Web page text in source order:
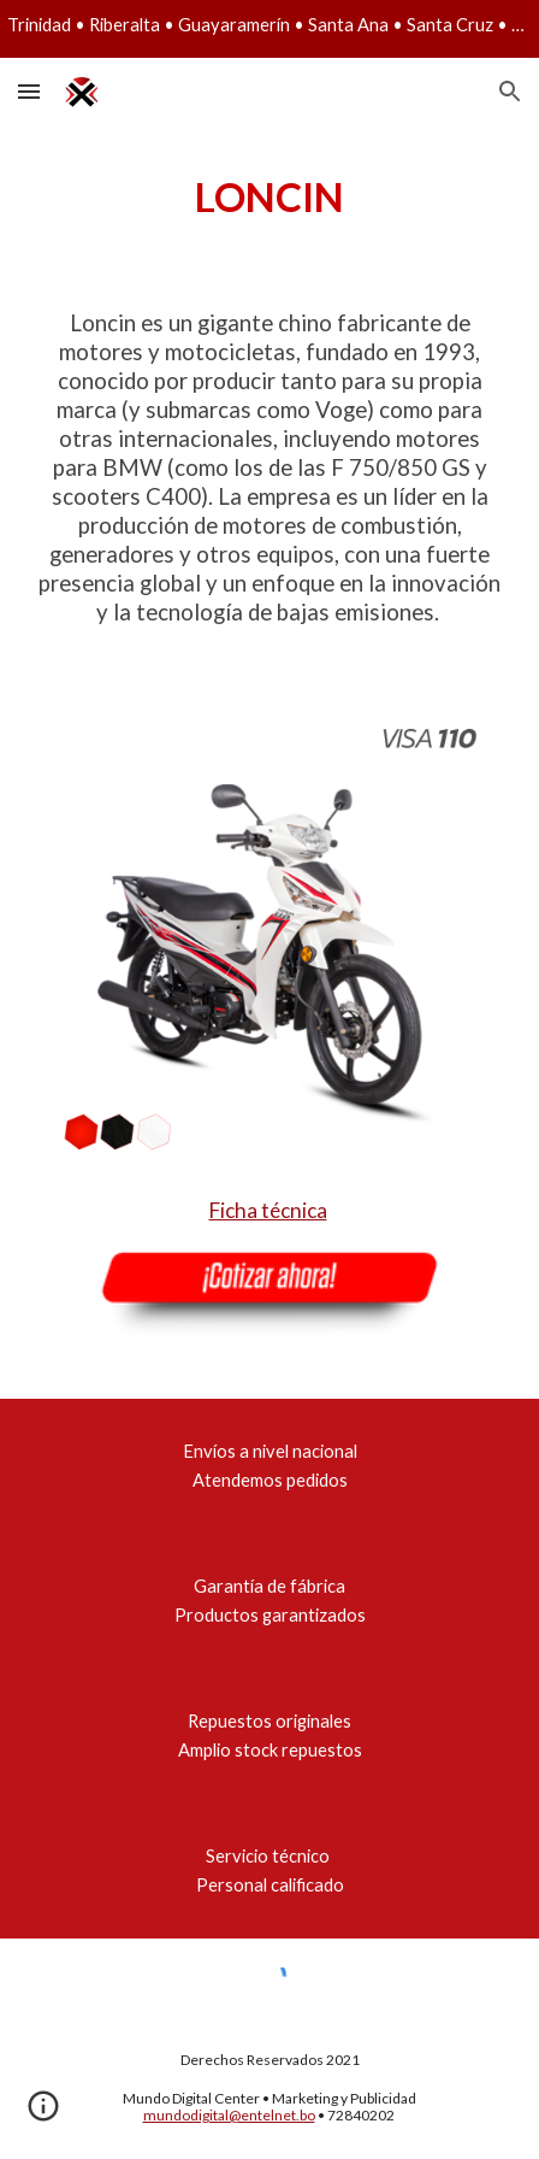
Trinidad • Riberalta • Guayaramerín • Santa Ana • Santa Cruz • Lun a Vie: 08:30 - 12:30 y 14:50 a 19:30 • Sáb: 09:00 a 13:00
LONCIN
Loncin es un gigante chino fabricante de
motores y motocicletas, fundado en 1993,
conocido por producir tanto para su propia
marca (y submarcas como Voge) como para
otras internacionales, incluyendo motores
para BMW (como los de las F 750/850 GS y
scooters C400). La empresa es un líder en la
producción de motores de combustión,
generadores y otros equipos, con una fuerte
presencia global y un enfoque en la innovación
y la tecnología de bajas emisiones.
Ficha técnica
Envíos a nivel nacional
Atendemos pedidos
Garantía de fábrica
Productos garantizados
Repuestos originales
Amplio stock repuestos
Servicio técnico
Personal calificado
Derechos Reservados 2021
Mundo Digital Center • Marketing y Publicidad
mundodigital@entelnet.bo • 72840202